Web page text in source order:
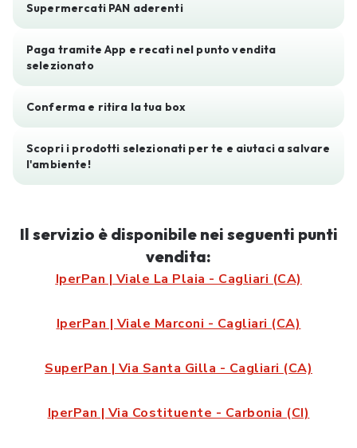
Supermercati PAN aderenti
Paga tramite App e recati nel punto vendita
selezionato
Conferma e ritira la tua box
Scopri i prodotti selezionati per te e aiutaci a salvare
l'ambiente!
Il servizio è disponibile nei seguenti punti
vendita:
IperPan | Viale La Plaia - Cagliari (CA)
IperPan | Viale Marconi - Cagliari (CA)
SuperPan | Via Santa Gilla - Cagliari (CA)
IperPan | Via Costituente - Carbonia (CI)